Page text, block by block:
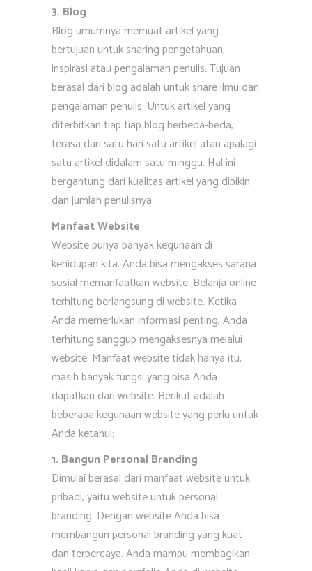
3. Blog
Blog umumnya memuat artikel yang
bertujuan untuk sharing pengetahuan,
inspirasi atau pengalaman penulis. Tujuan
berasal dari blog adalah untuk share ilmu dan
pengalaman penulis. Untuk artikel yang
diterbitkan tiap tiap blog berbeda-beda,
terasa dari satu hari satu artikel atau apalagi
satu artikel didalam satu minggu. Hal ini
bergantung dari kualitas artikel yang dibikin
dan jumlah penulisnya.
Manfaat Website
Website punya banyak kegunaan di
kehidupan kita. Anda bisa mengakses sarana
sosial memanfaatkan website. Belanja online
terhitung berlangsung di website. Ketika
Anda memerlukan informasi penting, Anda
terhitung sanggup mengaksesnya melalui
website. Manfaat website tidak hanya itu,
masih banyak fungsi yang bisa Anda
dapatkan dari website. Berikut adalah
beberapa kegunaan website yang perlu untuk
Anda ketahui:
1. Bangun Personal Branding
Dimulai berasal dari manfaat website untuk
pribadi, yaitu website untuk personal
branding. Dengan website Anda bisa
membangun personal branding yang kuat
dan terpercaya. Anda mampu membagikan